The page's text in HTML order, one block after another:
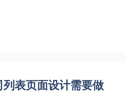
表页面设计需要做